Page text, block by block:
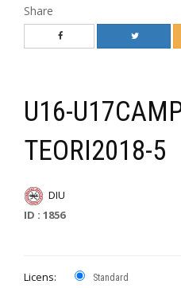
Share
U16-
TEORI2018-5
DIU
ID : 1856
Licens: Standard